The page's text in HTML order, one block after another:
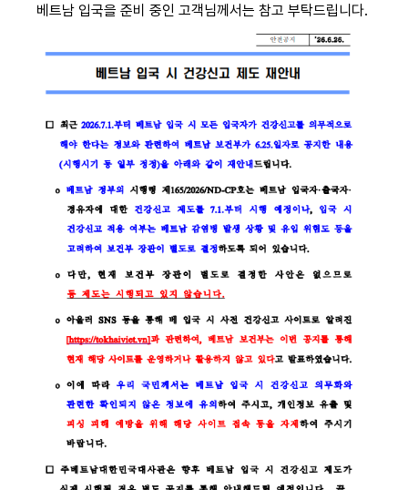
베트남 입국을 준비 중인 고객님께서는 참고 부탁드립니다.